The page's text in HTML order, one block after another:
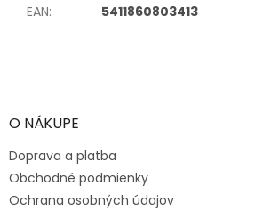
EAN: 5411860803413
ä
e
O NÁKUPE
Doprava a platba
Obchodné podmienky
Ochrana osobných údajov